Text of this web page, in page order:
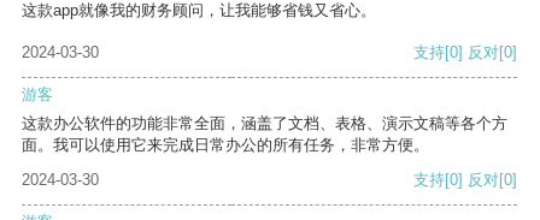
这款app就像我的财务顾问，让我能够省钱又省心。
2024-03-30 支持[0] 反对[0]
游客
这款办公软件的功能非常全面，涵盖了文档、表格、演示文稿等各个方
面。我可以使用它来完成日常办公的所有任务，非常方便。
2024-03-30
支持[0] 反对[0]